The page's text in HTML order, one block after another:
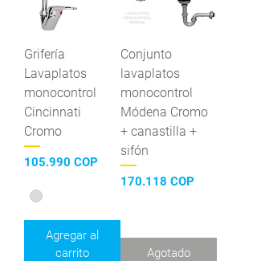
Grifería
Lavaplatos
monocontrol
Cincinnati
Cromo
Precio
105.990 COP
Agregar al
carrito
Conjunto
lavaplatos
monocontrol
Módena Cromo
+ canastilla +
sifón
Precio
170.118 COP
Agotado